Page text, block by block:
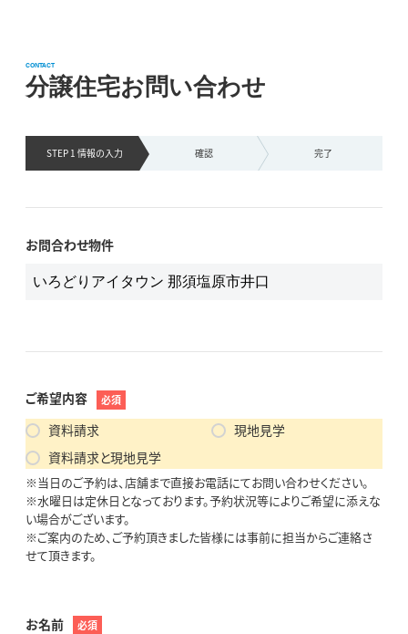
分譲住宅お問い合わせ
CONTACT
STEP 1 情報の入力 確認 完了
お問合わせ物件
ご希望内容 必須
資料請求
現地見学
資料請求と現地見学
※当日のご予約は、店舗まで直接お電話にてお問い合わせください。
※水曜日は定休日となっております。予約状況等によりご希望に添えな
い場合がございます。
※ご案内のため、ご予約頂きました皆様には事前に担当からご連絡さ
せて頂きます。
お名前 必須